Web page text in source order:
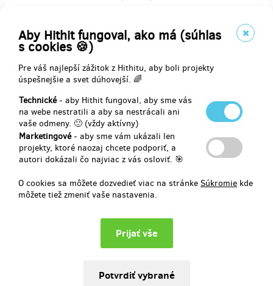
Aby Hithit fungoval, ako má (súhlas
s cookies 🍪)
Pre váš najlepší zážitok z Hithitu, aby boli projekty
úspešnejšie a svet dúhovejší. 🌈
Technické- aby Hithit fungoval, aby sme vás
na webe nestratili a aby sa nestrácali ani
vaše odmeny. 🙂 (vždy aktívny)
Marketingové- aby sme vám ukázali len
projekty, ktoré naozaj chcete podporiť, a
autori dokázali čo najviac z vás osloviť. 🎯
O cookies sa môžete dozvedieť viac na stránke Súkromie kde
môžete tiež zmeniť vaše nastavenia.
predané 20
publikaci
Budete-li si to přát, vaše jméno bude uvedeno na zvláštním
děkovném listě v závěru knihy.
Náhled děkovné stránky vám bude zaslán do půl roku (ještě před
závěrečnou korekturou knihy).
Doručenia odmeny: do pol roka po ukončení projektu na Hithitu
8,27 €
Kniha s věnováním a podpisem autora